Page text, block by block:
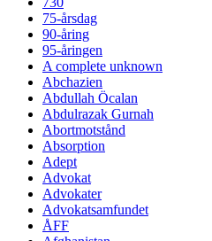
75-årsdag
90-åring
95-åringen
A complete unknown
Abchazien
Abdullah Öcalan
Abdulrazak Gurnah
Abortmotstånd
Absorption
Adept
Advokat
Advokater
Advokatsamfundet
ÅFF